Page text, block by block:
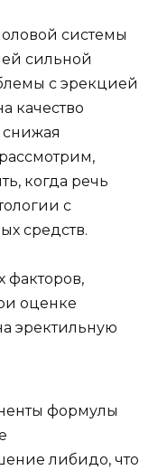
системы
сильной
с эрекцией
качество
когда речь
с
средств.
факторов,
оценке
эректильную
формулы
либидо, что